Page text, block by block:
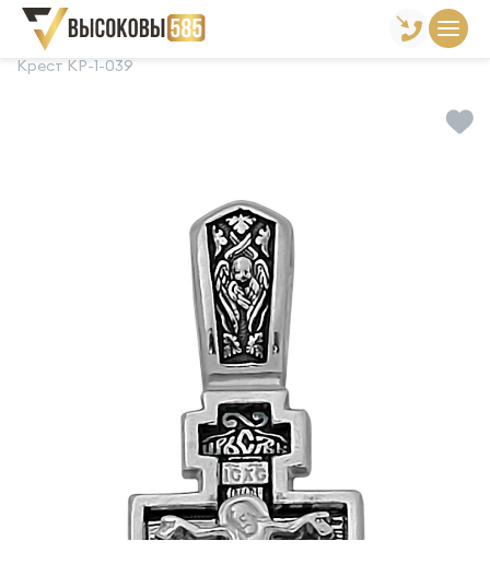
Главная Склад готовой продукции
Крест КР-1-039